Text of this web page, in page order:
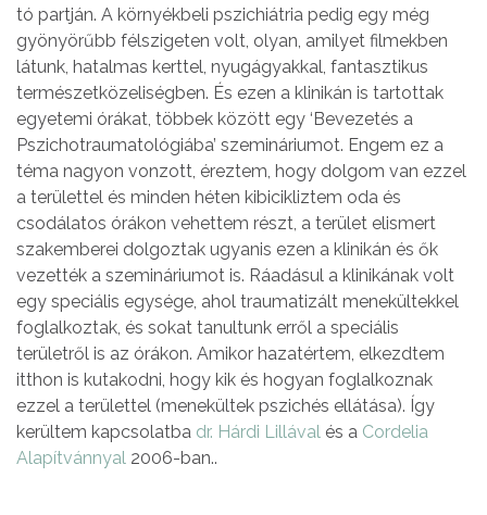
tó partján. A környékbeli pszichiátria pedig egy még
gyönyörűbb félszigeten volt, olyan, amilyet filmekben
látunk, hatalmas kerttel, nyugágyakkal, fantasztikus
természetközeliségben. És ezen a klinikán is tartottak
egyetemi órákat, többek között egy ‘Bevezetés a
Pszichotraumatológiába’ szemináriumot. Engem ez a
téma nagyon vonzott, éreztem, hogy dolgom van ezzel
a területtel és minden héten kibicikliztem oda és
csodálatos órákon vehettem részt, a terület elismert
szakemberei dolgoztak ugyanis ezen a klinikán és ők
vezették a szemináriumot is. Ráadásul a klinikának volt
egy speciális egysége, ahol traumatizált menekültekkel
foglalkoztak, és sokat tanultunk erről a speciális
területről is az órákon. Amikor hazatértem, elkezdtem
itthon is kutakodni, hogy kik és hogyan foglalkoznak
ezzel a területtel (menekültek pszichés ellátása). Így
kerültem kapcsolatba dr. Hárdi Lillával és a Cordelia
Alapítvánnyal 2006-ban..